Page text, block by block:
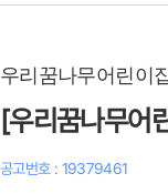
우리꿈나무어린이
[우리꿈나무어
공고번호 : 19379461